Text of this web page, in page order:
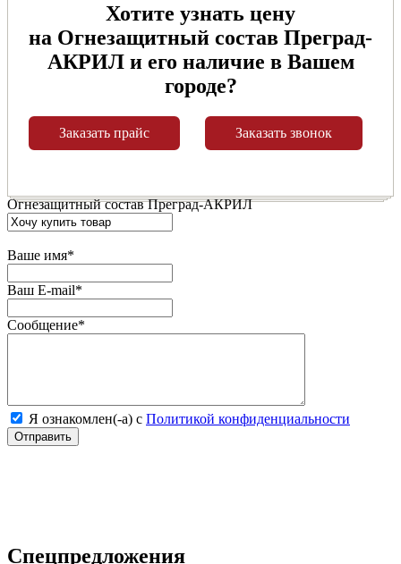
Хотите узнать цену
на Огнезащитный состав Преград-
АКРИЛ и его наличие в Вашем
городе?
Заказать прайс Заказать звонок
Огнезащитный состав Преград-АКРИЛ
Ваше имя*
Ваш E-mail*
Сообщение*
Я ознакомлен(-а) с Политикой конфиденциальности
Спецпредложения